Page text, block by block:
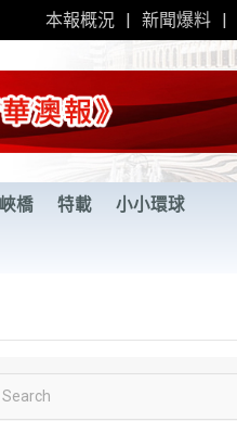
本報概況 新聞爆料
橋 特載 小小環球